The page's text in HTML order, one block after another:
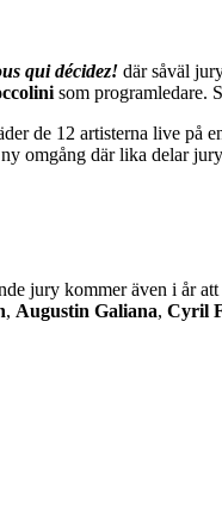
qui décidez! där såväl
som programledare.
de 12 artisterna live på
omgång där lika delar
jury kommer även i år
, Augustin Galiana, Cyril